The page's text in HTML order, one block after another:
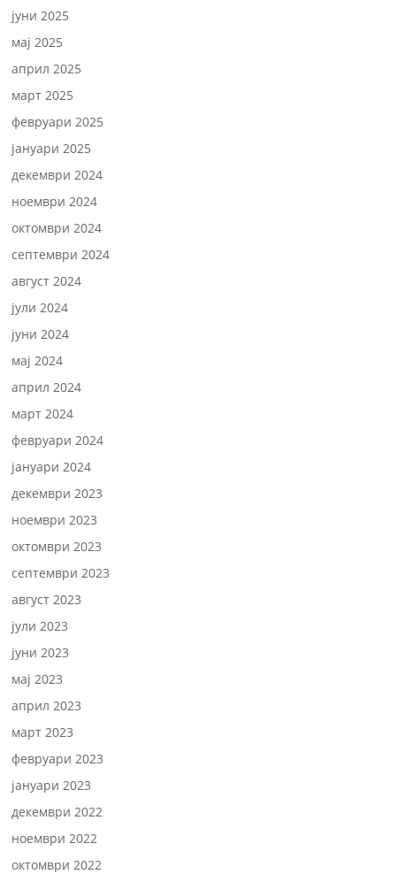
јуни 2025
мај 2025
април 2025
март 2025
февруари 2025
јануари 2025
декември 2024
ноември 2024
октомври 2024
септември 2024
август 2024
јули 2024
јуни 2024
мај 2024
април 2024
март 2024
февруари 2024
јануари 2024
декември 2023
ноември 2023
октомври 2023
септември 2023
август 2023
јули 2023
јуни 2023
мај 2023
април 2023
март 2023
февруари 2023
јануари 2023
декември 2022
ноември 2022
октомври 2022